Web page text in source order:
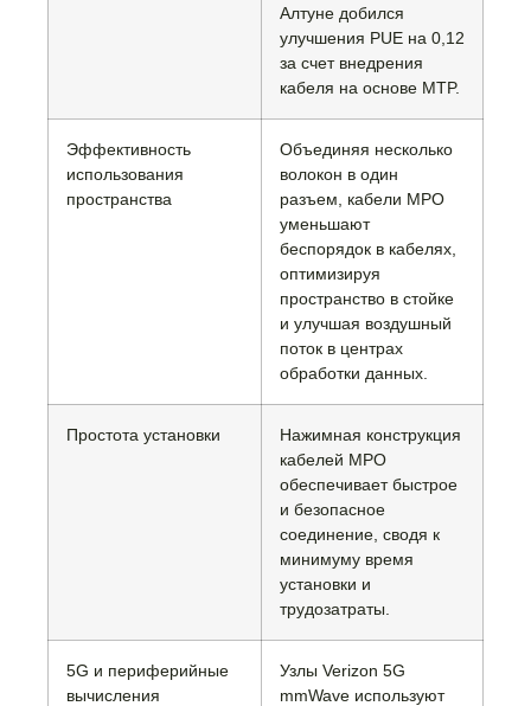
Алтуне добился
улучшения PUE на 0,12
за счет внедрения
кабеля на основе MTP.
Эффективность
использования
пространства
Объединяя несколько
волокон в один
разъем, кабели MPO
уменьшают
беспорядок в кабелях,
оптимизируя
пространство в стойке
и улучшая воздушный
поток в центрах
обработки данных.
Простота установки
Нажимная конструкция
кабелей MPO
обеспечивает быстрое
и безопасное
соединение, сводя к
минимуму время
установки и
трудозатраты.
5G и периферийные
вычисления
Узлы Verizon 5G
mmWave используют